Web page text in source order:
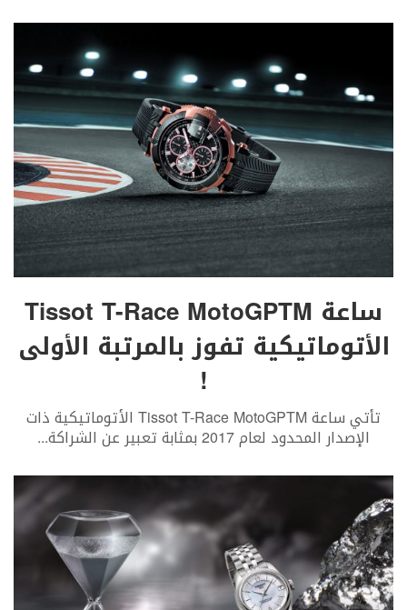
ساعة Tissot T-Race MotoGPTM
الأتوماتيكية تفوز بالمرتبة الأولى
!
تأتي ساعة Tissot T-Race MotoGPTM الأتوماتيكية ذات
الإصدار المحدود لعام 2017 بمثابة تعبير عن الشراكة ...